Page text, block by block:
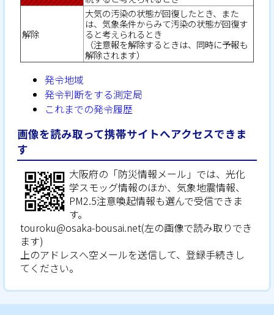
解除
大気の汚染の状態が回復したとき、また
は、気象条件からみて汚染の状態が回復す
ると考えられるとき
（注意報を解除するときは、同時に予報も
解除されます）
発令地域
発令判断をする測定局
これまでの発令履歴
画像を読み取って携帯サイトへアクセスできま
す
大阪府の「防災情報メール」では、光化
学スモッグ情報のほか、気象地震情報、
PM2.5注意喚起情報も選んで受信できま
す。
touroku@osaka-bousai.net(左の画像で読み取りでき
ます)
上のアドレスへ空メールを送信して、登録手続きし
てください。